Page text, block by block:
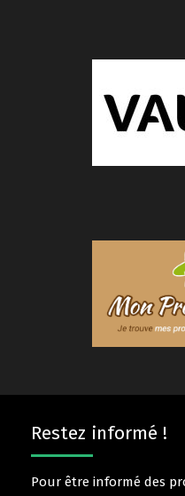
Restez informé !
Pour être informé des